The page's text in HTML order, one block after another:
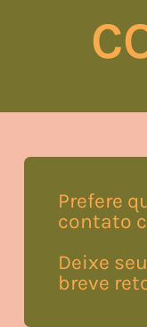
Prefere
contato
Deixe
breve